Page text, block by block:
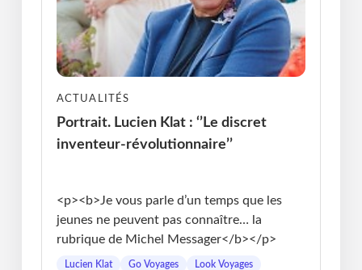
ACTUALITÉS
Portrait. Lucien Klat : ‘’Le discret
inventeur-révolutionnaire’’
<p><b>Je vous parle d’un temps que les
jeunes ne peuvent pas connaître… la
rubrique de Michel Messager</b></p>
Lucien Klat Go Voyages
Look Voyages